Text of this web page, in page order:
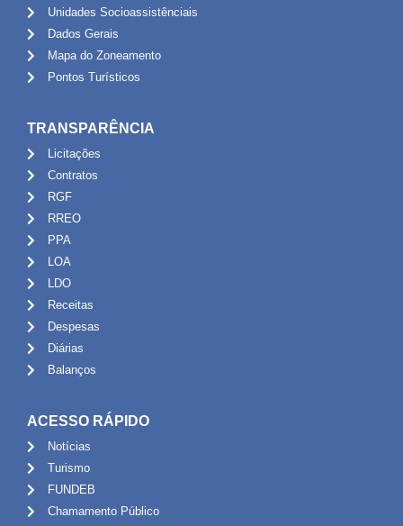
Unidades Socioassistênciais
Dados Gerais
Mapa do Zoneamento
Pontos Turísticos
TRANSPARÊNCIA
Licitações
Contratos
RGF
RREO
PPA
LOA
LDO
Receitas
Despesas
Diárias
Balanços
ACESSO RÁPIDO
Notícias
Turismo
FUNDEB
Chamamento Público